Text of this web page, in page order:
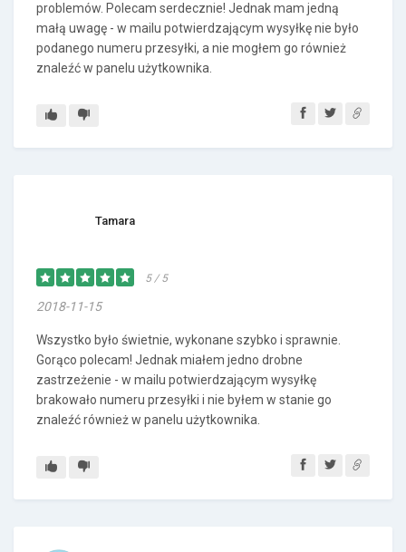
problemów. Polecam serdecznie! Jednak mam jedną
małą uwagę - w mailu potwierdzającym wysyłkę nie było
podanego numeru przesyłki, a nie mogłem go również
znaleźć w panelu użytkownika.
Tamara
5 / 5
2018-11-15
Wszystko było świetnie, wykonane szybko i sprawnie.
Gorąco polecam! Jednak miałem jedno drobne
zastrzeżenie - w mailu potwierdzającym wysyłkę
brakowało numeru przesyłki i nie byłem w stanie go
znaleźć również w panelu użytkownika.